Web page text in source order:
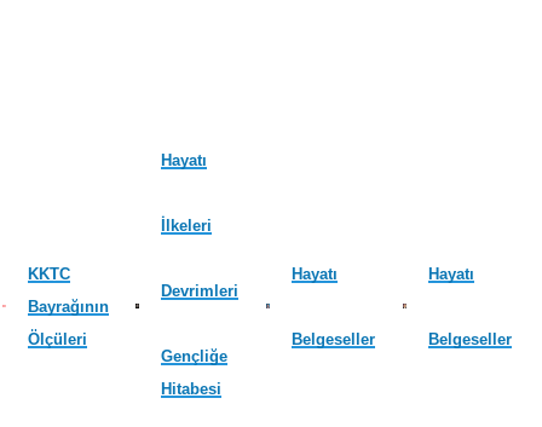
KKTC
Bayrağının
Ölçüleri
Hayatı
İlkeleri
Devrimleri
Gençliğe
Hitabesi
Hayatı
Belgeseller
Hayatı
Belgeseller